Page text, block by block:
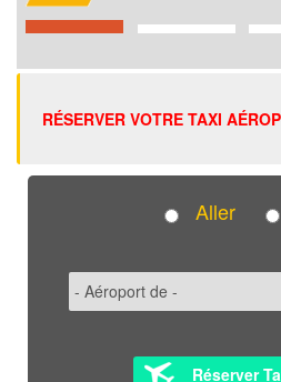
RÉSERVER VOTRE TAXI
Aller
Réserver